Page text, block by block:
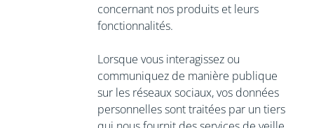
concernant nos produits et leurs
fonctionnalités.
Lorsque vous interagissez ou
communiquez de manière publique
sur les réseaux sociaux, vos données
personnelles sont traitées par un tiers